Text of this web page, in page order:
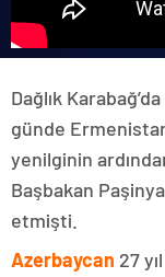
Dağlık
günde
yenilginin
Başbakan
etmişti.
Azerbaycan 27